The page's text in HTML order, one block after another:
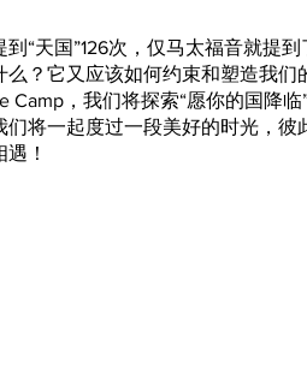
到“天国”126次，仅马太福音就提
么？它又应该如何约束和塑造我们
Camp，我们将探索“愿你的国降
们将一起度过一段美好的时光，
！